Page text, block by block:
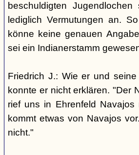
beschuldigten
lediglich Vermutungen an.
könne keine genauen
sei ein Indianerstamm
Friedrich J.: Wie er und
konnte er nicht erklären. "Der
rief uns in Ehrenfeld
kommt etwas von Navajos
nicht."